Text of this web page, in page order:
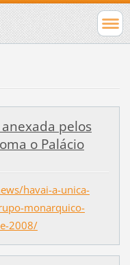
pelos
o Palácio
havai-a-unica-
monarquico-
2008/